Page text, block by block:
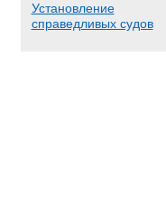
Установление
справедливых судов